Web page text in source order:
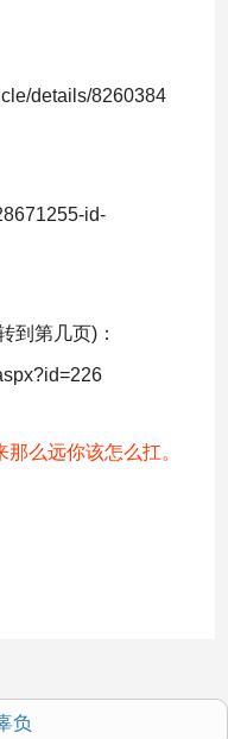
details/8260384
id-
到第几页)：
么远你该怎么扛。